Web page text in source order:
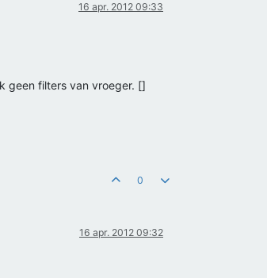
16 apr. 2012 09:33
geen filters van vroeger. []
0
16 apr. 2012 09:32